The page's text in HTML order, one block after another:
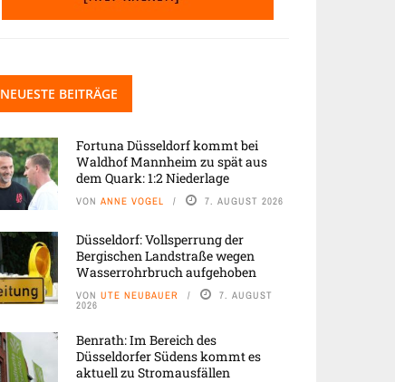
NEUESTE BEITRÄGE
Fortuna Düsseldorf kommt bei
Waldhof Mannheim zu spät aus
dem Quark: 1:2 Niederlage
VON ANNE VOGEL 7. AUGUST 2026
Düsseldorf: Vollsperrung der
Bergischen Landstraße wegen
Wasserrohrbruch aufgehoben
VON UTE NEUBAUER 7. AUGUST
2026
Benrath: Im Bereich des
Düsseldorfer Südens kommt es
aktuell zu Stromausfällen